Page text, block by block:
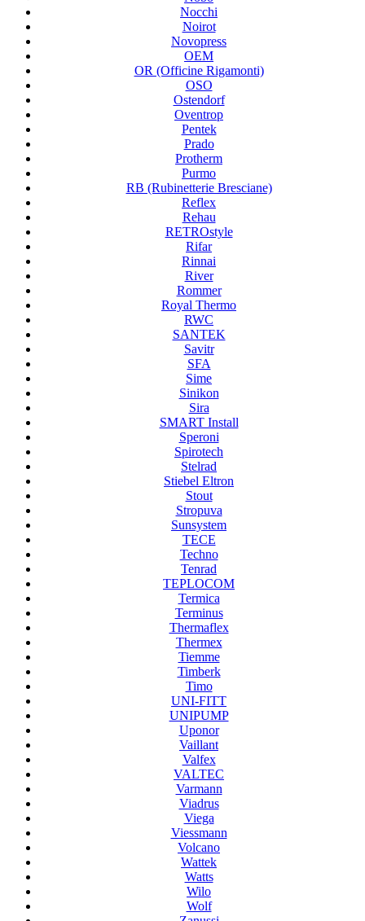
Nocchi
Noirot
Novopress
OEM
OR (Officine Rigamonti)
OSO
Ostendorf
Oventrop
Pentek
Prado
Protherm
Purmo
RB (Rubinetterie Bresciane)
Reflex
Rehau
RETROstyle
Rifar
Rinnai
River
Rommer
Royal Thermo
RWC
SANTEK
Savitr
SFA
Sime
Sinikon
Sira
SMART Install
Speroni
Spirotech
Stelrad
Stiebel Eltron
Stout
Stropuva
Sunsystem
TECE
Techno
Tenrad
TEPLOCOM
Termica
Terminus
Thermaflex
Thermex
Tiemme
Timberk
Timo
UNI-FITT
UNIPUMP
Uponor
Vaillant
Valfex
VALTEC
Varmann
Viadrus
Viega
Viessmann
Volcano
Wattek
Watts
Wilo
Wolf